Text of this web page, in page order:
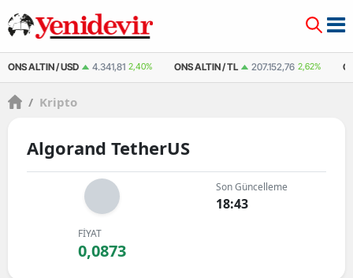
ONS ALTIN / USD 4.341,81 2,40% ONS ALTIN / TL 207.152,76 2,62%
/ Kripto
Algorand TetherUS
Son Güncelleme
18:43
FİYAT
0,0873